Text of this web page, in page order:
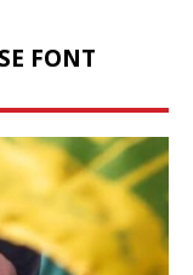
FONT